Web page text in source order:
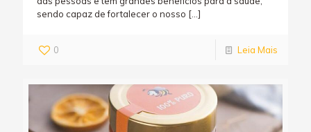
sendo capaz de fortalecer o nosso […]
0 Leia Mais